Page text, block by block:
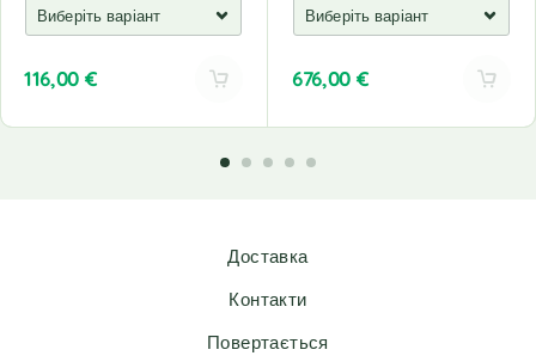
116,00 € 676,00 €
t
a
v
Доставка
Контакти
Повертається